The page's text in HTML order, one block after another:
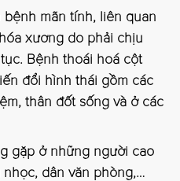
mãn tính, liên quan
xương do phải chịu
Bệnh thoái hoá cột
đổi hình thái gồm các
thân đốt sống và ở các
gặp ở những người cao
dân văn phòng,…